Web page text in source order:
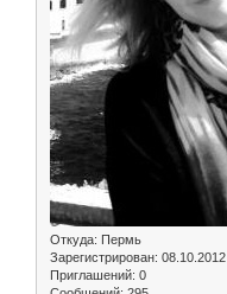
Откуда: Пермь
Зарегистрирован: 08.10.2012
Приглашений: 0